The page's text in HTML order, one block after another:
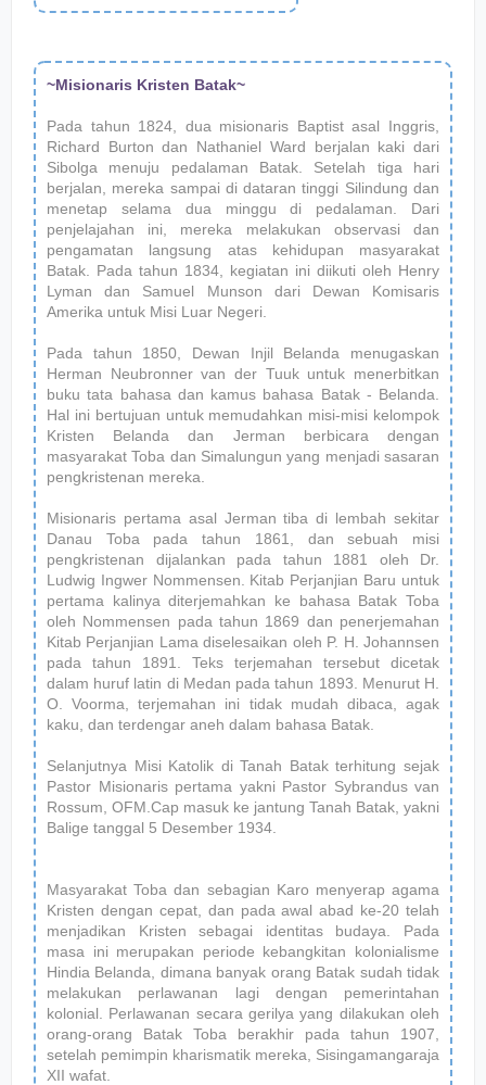
~Misionaris Kristen Batak~
Pada tahun 1824, dua misionaris Baptist asal Inggris,
Richard Burton dan Nathaniel Ward berjalan kaki dari
Sibolga menuju pedalaman Batak. Setelah tiga hari
berjalan, mereka sampai di dataran tinggi Silindung dan
menetap selama dua minggu di pedalaman. Dari
penjelajahan ini, mereka melakukan observasi dan
pengamatan langsung atas kehidupan masyarakat
Batak. Pada tahun 1834, kegiatan ini diikuti oleh Henry
Lyman dan Samuel Munson dari Dewan Komisaris
Amerika untuk Misi Luar Negeri.
Pada tahun 1850, Dewan Injil Belanda menugaskan
Herman Neubronner van der Tuuk untuk menerbitkan
buku tata bahasa dan kamus bahasa Batak - Belanda.
Hal ini bertujuan untuk memudahkan misi-misi kelompok
Kristen Belanda dan Jerman berbicara dengan
masyarakat Toba dan Simalungun yang menjadi sasaran
pengkristenan mereka.
Misionaris pertama asal Jerman tiba di lembah sekitar
Danau Toba pada tahun 1861, dan sebuah misi
pengkristenan dijalankan pada tahun 1881 oleh Dr.
Ludwig Ingwer Nommensen. Kitab Perjanjian Baru untuk
pertama kalinya diterjemahkan ke bahasa Batak Toba
oleh Nommensen pada tahun 1869 dan penerjemahan
Kitab Perjanjian Lama diselesaikan oleh P. H. Johannsen
pada tahun 1891. Teks terjemahan tersebut dicetak
dalam huruf latin di Medan pada tahun 1893. Menurut H.
O. Voorma, terjemahan ini tidak mudah dibaca, agak
kaku, dan terdengar aneh dalam bahasa Batak.
Selanjutnya Misi Katolik di Tanah Batak terhitung sejak
Pastor Misionaris pertama yakni Pastor Sybrandus van
Rossum, OFM.Cap masuk ke jantung Tanah Batak, yakni
Balige tanggal 5 Desember 1934.
Masyarakat Toba dan sebagian Karo menyerap agama
Kristen dengan cepat, dan pada awal abad ke-20 telah
menjadikan Kristen sebagai identitas budaya. Pada
masa ini merupakan periode kebangkitan kolonialisme
Hindia Belanda, dimana banyak orang Batak sudah tidak
melakukan perlawanan lagi dengan pemerintahan
kolonial. Perlawanan secara gerilya yang dilakukan oleh
orang-orang Batak Toba berakhir pada tahun 1907,
setelah pemimpin kharismatik mereka, Sisingamangaraja
XII wafat.